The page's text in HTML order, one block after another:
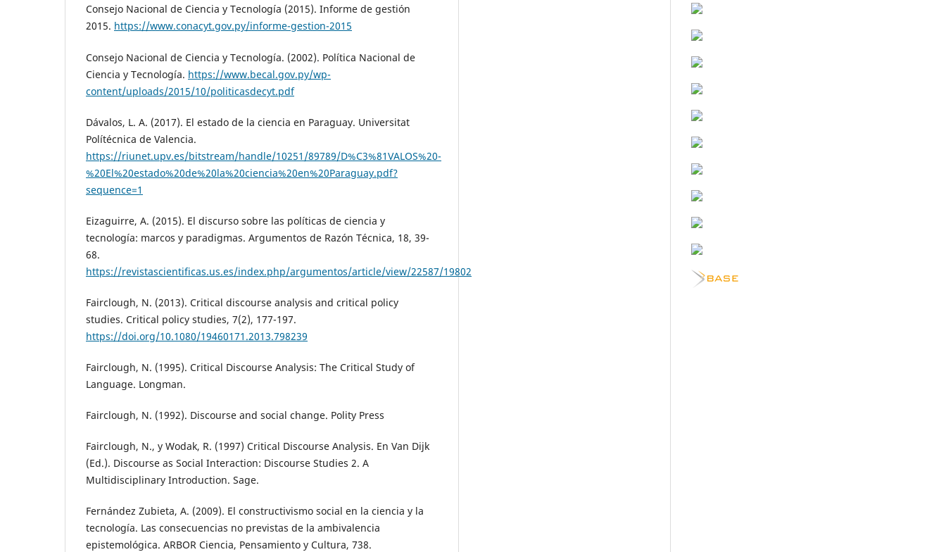
Consejo Nacional de Ciencia y Tecnología (2015). Informe de gestión
2015. https://www.conacyt.gov.py/informe-gestion-2015
Consejo Nacional de Ciencia y Tecnología. (2002). Política Nacional de
Ciencia y Tecnología. https://www.becal.gov.py/wp-
content/uploads/2015/10/politicasdecyt.pdf
Dávalos, L. A. (2017). El estado de la ciencia en Paraguay. Universitat
Polítécnica de Valencia.
https://riunet.upv.es/bitstream/handle/10251/89789/D%C3%81VALOS%20-
%20El%20estado%20de%20la%20ciencia%20en%20Paraguay.pdf?
sequence=1
Eizaguirre, A. (2015). El discurso sobre las políticas de ciencia y
tecnología: marcos y paradigmas. Argumentos de Razón Técnica, 18, 39-
68.
https://revistascientificas.us.es/index.php/argumentos/article/view/22587/19802
Fairclough, N. (2013). Critical discourse analysis and critical policy
studies. Critical policy studies, 7(2), 177-197.
https://doi.org/10.1080/19460171.2013.798239
Fairclough, N. (1995). Critical Discourse Analysis: The Critical Study of
Language. Longman.
Fairclough, N. (1992). Discourse and social change. Polity Press
Fairclough, N., y Wodak, R. (1997) Critical Discourse Analysis. En Van Dijk
(Ed.). Discourse as Social Interaction: Discourse Studies 2. A
Multidisciplinary Introduction. Sage.
Fernández Zubieta, A. (2009). El constructivismo social en la ciencia y la
tecnología. Las consecuencias no previstas de la ambivalencia
epistemológica. ARBOR Ciencia, Pensamiento y Cultura, 738.